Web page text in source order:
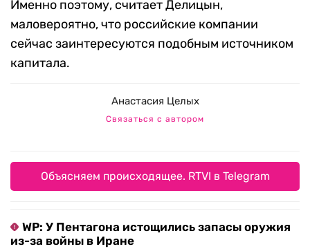
Именно поэтому, считает Делицын,
маловероятно, что российские компании
сейчас заинтересуются подобным источником
капитала.
Анастасия Целых
Связаться с автором
Объясняем происходящее. RTVI в Telegram
WP: У Пентагона истощились запасы оружия
из-за войны в Иране